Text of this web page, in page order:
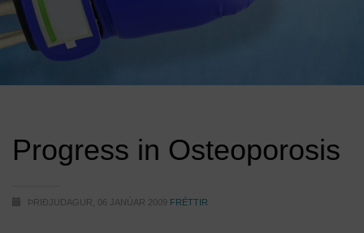
Progress in Osteoporosis
ÞRIÐJUDAGUR, 06 JANÚAR 2009 FRÉTTIR